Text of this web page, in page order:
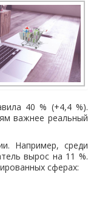
40 % (+4,4 %).
важнее реальный
Например, среди
вырос на 11 %.
сферах: